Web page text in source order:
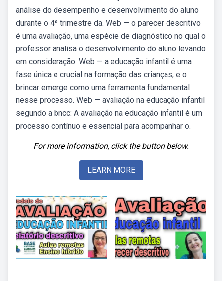
análise do desempenho e desenvolvimento do aluno
durante o 4º trimestre da. Web — o parecer descritivo
é uma avaliação, uma espécie de diagnóstico no qual o
professor analisa o desenvolvimento do aluno levando
em consideração. Web — a educação infantil é uma
fase única e crucial na formação das crianças, e o
brincar emerge como uma ferramenta fundamental
nesse processo. Web — avaliação na educação infantil
segundo a bncc: A avaliação na educação infantil é um
processo contínuo e essencial para acompanhar o.
For more information, click the button below.
LEARN MORE